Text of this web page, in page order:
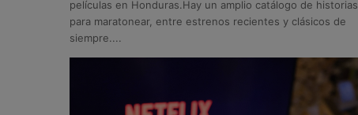
películas en Honduras.Hay un amplio catálogo de historias
para maratonear, entre estrenos recientes y clásicos de
siempre....